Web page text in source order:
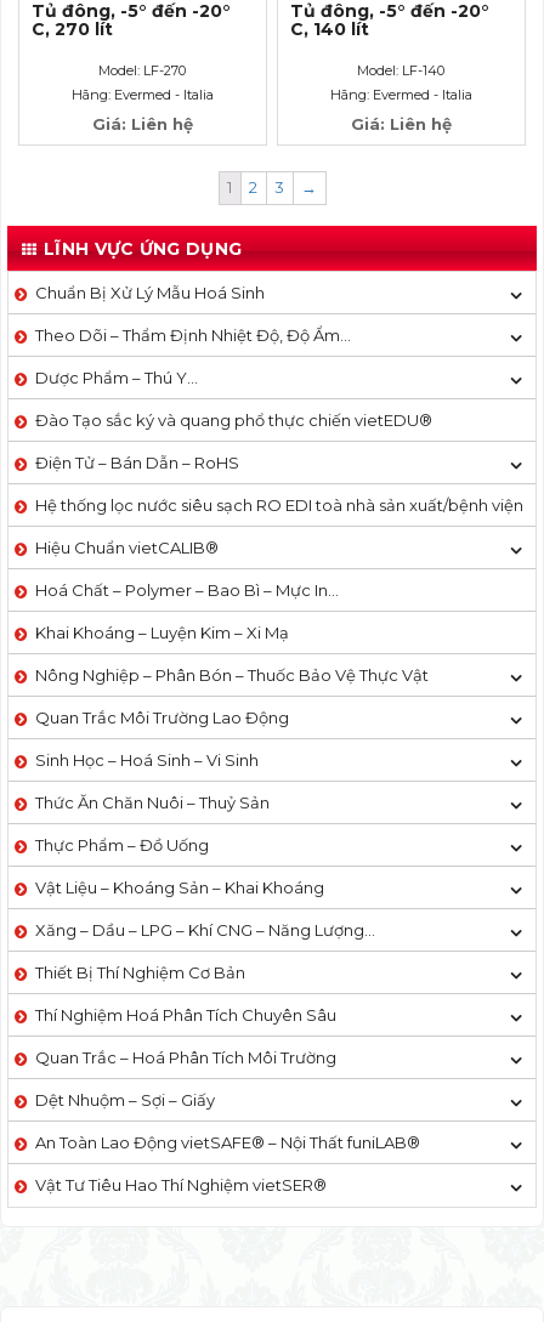
Tủ đông, -5° đến -20°
C, 270 lít
Model: LF-270
Hãng: Evermed - Italia
Giá: Liên hệ
Tủ đông, -5° đến -20°
C, 140 lít
Model: LF-140
Hãng: Evermed - Italia
Giá: Liên hệ
1 2 3 →
LĨNH VỰC ỨNG DỤNG
Chuẩn Bị Xử Lý Mẫu Hoá Sinh
Theo Dõi – Thẩm Định Nhiệt Độ, Độ Ẩm…
Dược Phẩm – Thú Y…
Đào Tạo sắc ký và quang phổ thực chiến vietEDU®
Điện Tử – Bán Dẫn – RoHS
Hệ thống lọc nước siêu sạch RO EDI​​ toà nhà sản xuất/bệnh viện
Hiệu Chuẩn vietCALIB®
Hoá Chất – Polymer – Bao Bì – Mực In…
Khai Khoáng – Luyện Kim – Xi Mạ
Nông Nghiệp – Phân Bón – Thuốc Bảo Vệ Thực Vật
Quan Trắc Môi Trường Lao Động
Sinh Học – Hoá Sinh – Vi Sinh
Thức Ăn Chăn Nuôi – Thuỷ Sản
Thực Phẩm – Đồ Uống
Vật Liệu – Khoáng Sản – Khai Khoáng
Xăng – Dầu – LPG – Khí CNG – Năng Lượng…
Thiết Bị Thí Nghiệm Cơ Bản
Thí Nghiệm Hoá Phân Tích Chuyên Sâu
Quan Trắc – Hoá Phân Tích Môi Trường
Dệt Nhuộm – Sợi – Giấy
An Toàn Lao Động vietSAFE® – Nội Thất funiLAB®
Vật Tư Tiêu Hao Thí Nghiệm vietSER®